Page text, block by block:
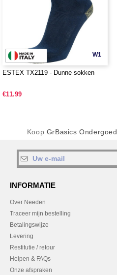
W1
ESTEX TX2119 - Dunne sokken
€11.99
Koop GrBasics Ondergoed
INFORMATIE
Over Needen
Traceer mijn bestelling
Betalingswijze
Levering
Restitutie / retour
Helpen & FAQs
Onze afspraken